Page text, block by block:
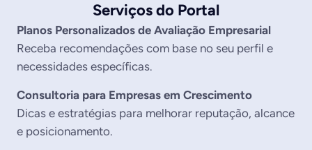
Serviços do Portal
Planos Personalizados de Avaliação Empresarial
Receba recomendações com base no seu perfil e
necessidades específicas.
Consultoria para Empresas em Crescimento
Dicas e estratégias para melhorar reputação, alcance
e posicionamento.